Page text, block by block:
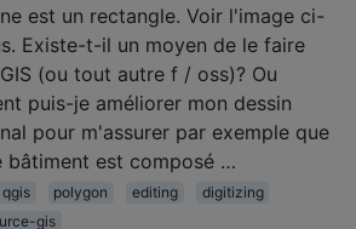
est un rectangle. Voir l'image ci-
Existe-t-il un moyen de le faire
(ou tout autre f / oss)? Ou
puis-je améliorer mon dessin
pour m'assurer par exemple que
bâtiment est composé …
qgis polygon editing
digitizing
gis